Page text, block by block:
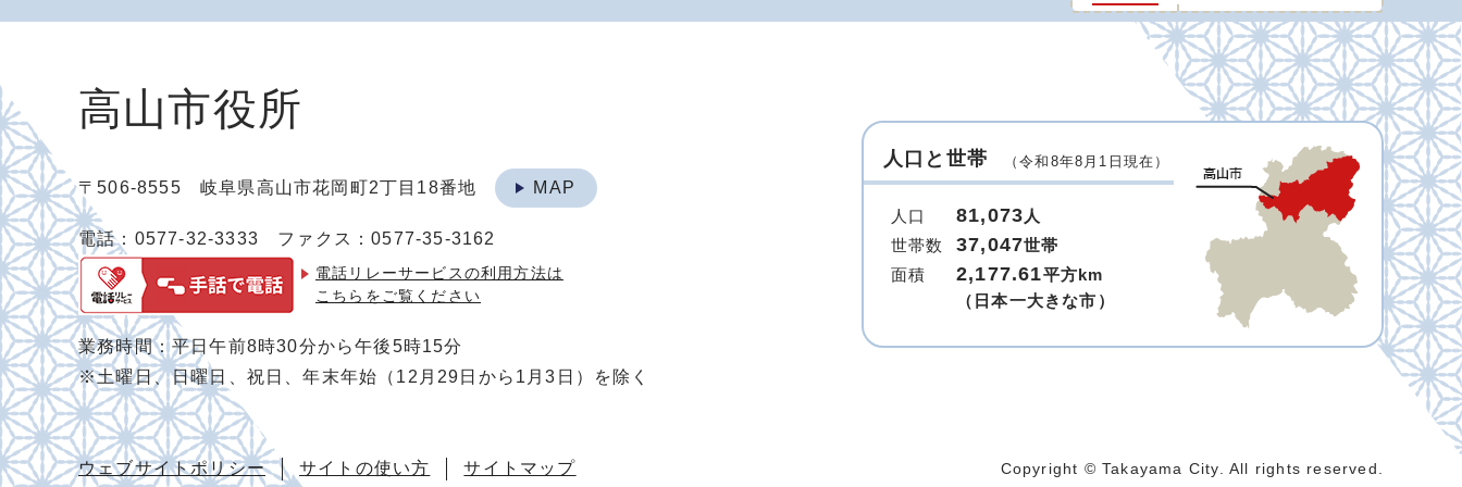
高山市役所
〒506-8555 岐阜県高山市花岡町2丁目18番地 MAP
電話：0577-32-3333 ファクス：0577-35-3162
電話リレーサービスの利用方法は
こちらをご覧ください
業務時間：平日午前8時30分から午後5時15分
※土曜日、日曜日、祝日、年末年始（12月29日から1月3日）を除く
人口と世帯 （令和8年8月1日現在）
人口 81,073 人
世帯数
37,047世帯
面積
2,177.61平方km
（日本一大きな市）
ウェブサイトポリシー サイトの使い方 サイトマップ Copyright © Takayama City. All rights reserved.